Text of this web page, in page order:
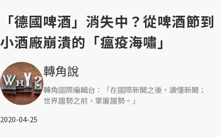
「德國啤酒」消失中？從啤酒節到
小酒廠崩潰的「瘟疫海嘯」
轉角說
轉角國際編輯台：「在國際新聞之後，讀懂新聞；
世界趨勢之前，掌握趨勢。」
2020-04-25